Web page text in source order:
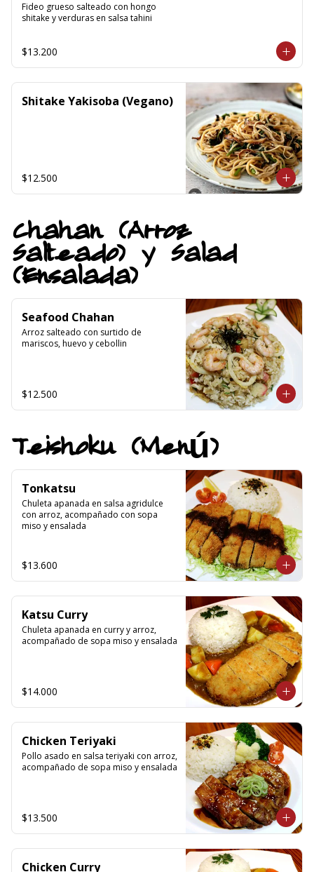
Fideo grueso salteado con hongo
shitake y verduras en salsa tahini
$13.200
Shitake Yakisoba (Vegano)
$12.500
Chahan (Arroz
Salteado) y Salad
(Ensalada)
Seafood Chahan
Arroz salteado con surtido de
mariscos, huevo y cebollin
$12.500
Teishoku (Menú)
Tonkatsu
Chuleta apanada en salsa agridulce
con arroz, acompañado con sopa
miso y ensalada
$13.600
Katsu Curry
Chuleta apanada en curry y arroz,
acompañado de sopa miso y ensalada
$14.000
Chicken Teriyaki
Pollo asado en salsa teriyaki con arroz,
acompañado de sopa miso y ensalada
$13.500
Chicken Curry